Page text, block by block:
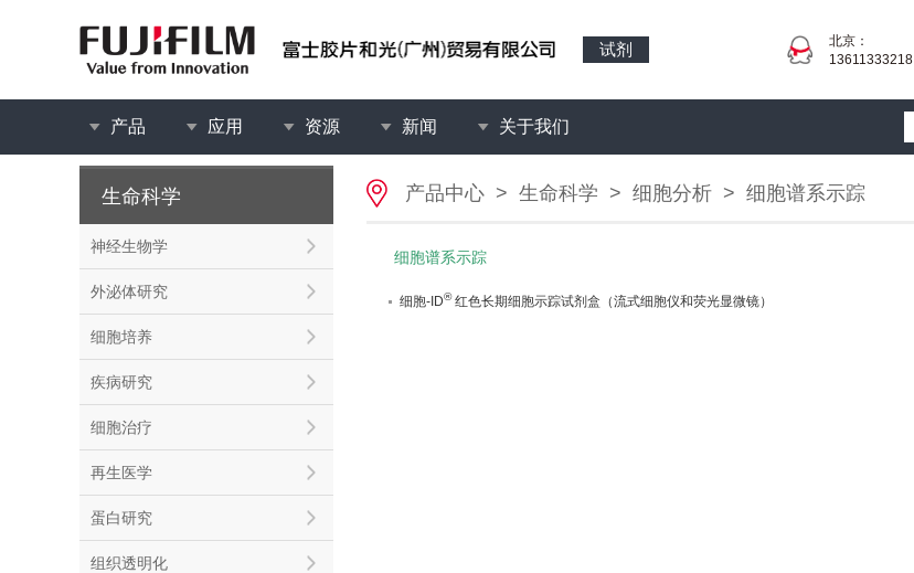
试剂
北京：
13611333218
产品 应用 资源 新闻 关于我们
生命科学
神经生物学
外泌体研究
细胞培养
疾病研究
细胞治疗
再生医学
蛋白研究
组织透明化
产品中心 > 生命科学 > 细胞分析 > 细胞谱系示踪
细胞谱系示踪
细胞-ID®红色长期细胞示踪试剂盒（流式细胞仪和荧光显微镜）